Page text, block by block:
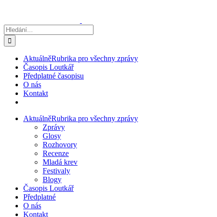
obsah
Hledat:
AktuálněRubrika pro všechny zprávy
Časopis Loutkář
Předplatné časopisu
O nás
Kontakt
AktuálněRubrika pro všechny zprávy
Zprávy
Glosy
Rozhovory
Recenze
Mladá krev
Festivaly
Blogy
Časopis Loutkář
Předplatné
O nás
Kontakt